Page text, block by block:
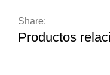
Share:
Productos